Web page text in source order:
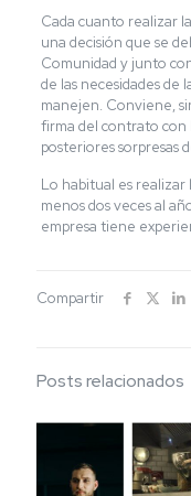
Cada cuanto realizar
una decisión que se
Comunidad y junto
de las necesidades de
manejen. Conviene,
firma del contrato con
posteriores sorpresas
Lo habitual es realizar
menos dos veces al
empresa tiene
Compartir
Posts relacionados